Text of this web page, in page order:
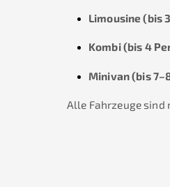
Limousine (bis
Kombi (bis 4
Minivan (bis
Alle Fahrzeuge